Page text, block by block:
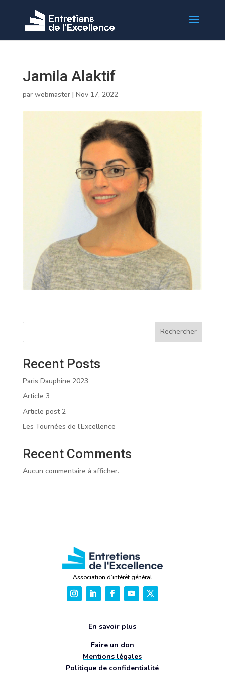
Jamila Alaktif
par webmaster| Nov 17, 2022
Rechercher
Recent Posts
Paris Dauphine 2023
Article 3
Article post 2
Les Tournées de l’Excellence
Recent Comments
Aucun commentaire à afficher.
Association d’intérêt général
En savoir plus
Faire un don
Mentions légales
Politique de confidentialité